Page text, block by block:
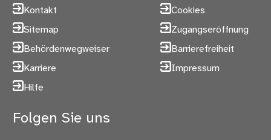
Kontakt
Sitemap
Behördenwegweiser
Karriere
Hilfe
Cookies
Zugangseröffnung
Barrierefreiheit
Impressum
Folgen Sie uns